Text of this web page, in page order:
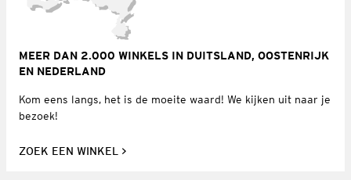
MEER DAN 2.000 WINKELS IN DUITSLAND, OOSTENRIJK
EN NEDERLAND
Kom eens langs, het is de moeite waard! We kijken uit naar je
bezoek!
ZOEK EEN WINKEL